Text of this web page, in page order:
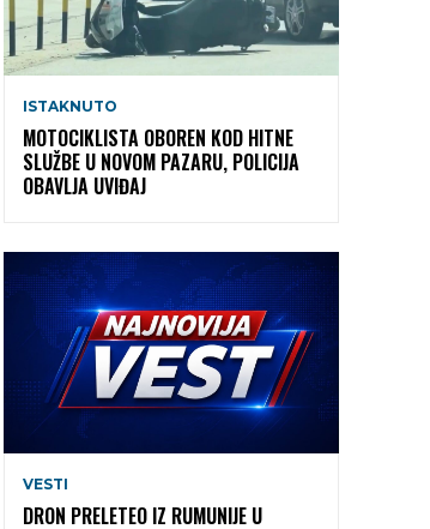
ISTAKNUTO
MOTOCIKLISTA OBOREN KOD HITNE
SLUŽBE U NOVOM PAZARU, POLICIJA
OBAVLJA UVIĐAJ
VESTI
DRON PRELETEO IZ RUMUNIJE U